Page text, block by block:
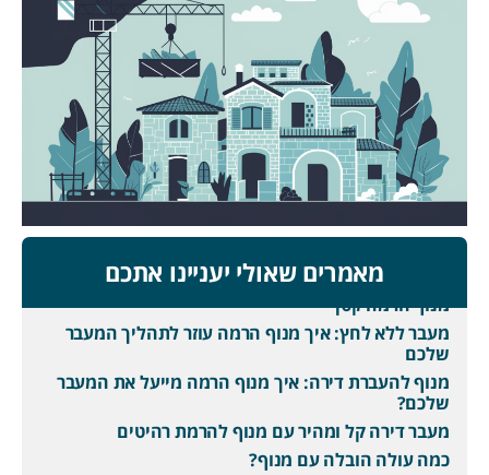
מאמרים שאולי יעניינו אתכם
מנוף הרמה קטן
מעבר ללא לחץ: איך מנוף הרמה עוזר לתהליך המעבר
שלכם
מנוף להעברת דירה: איך מנוף הרמה מייעל את המעבר
שלכם?
מעבר דירה קל ומהיר עם מנוף להרמת רהיטים
כמה עולה הובלה עם מנוף?